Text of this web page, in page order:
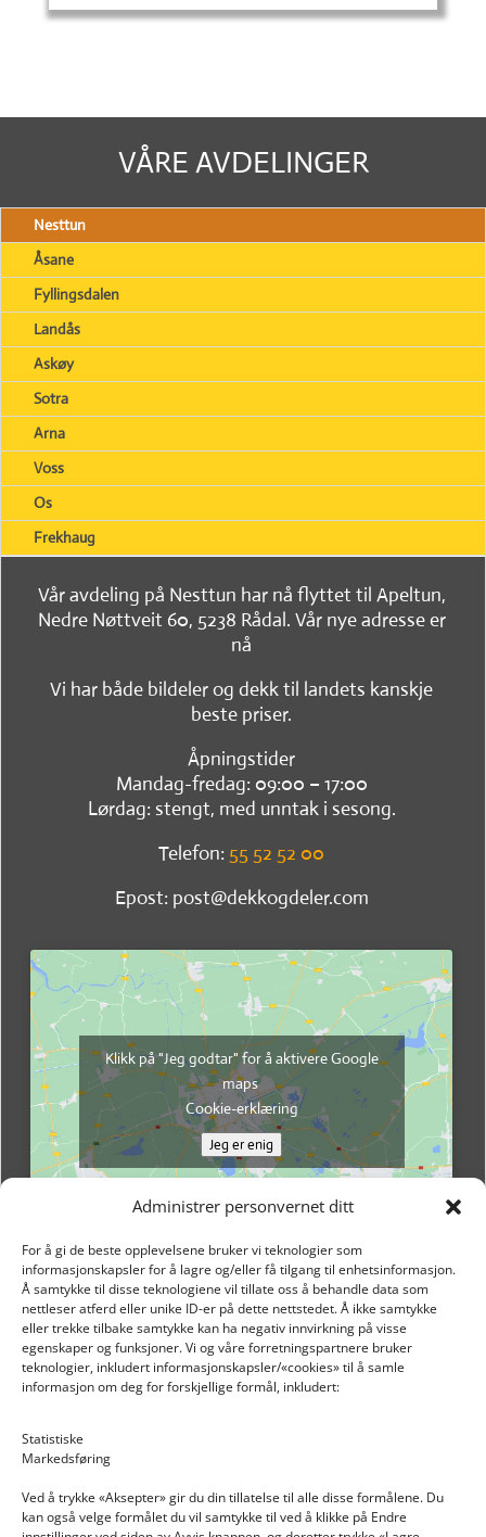
Administrer personvernet ditt
For å gi de beste opplevelsene bruker vi teknologier som
informasjonskapsler for å lagre og/eller få tilgang til enhetsinformasjon.
Å samtykke til disse teknologiene vil tillate oss å behandle data som
nettleser atferd eller unike ID-er på dette nettstedet. Å ikke samtykke
eller trekke tilbake samtykke kan ha negativ innvirkning på visse
egenskaper og funksjoner. Vi og våre forretningspartnere bruker
teknologier, inkludert informasjonskapsler/«cookies» til å samle
informasjon om deg for forskjellige formål, inkludert:
Statistiske
Markedsføring
Ved å trykke «Aksepter» gir du din tillatelse til alle disse formålene. Du
kan også velge formålet du vil samtykke til ved å klikke på Endre
VÅRE AVDELINGER
Nesttun
Åsane
Fyllingsdalen
Landås
Askøy
Sotra
Arna
Voss
Os
Frekhaug
Vår avdeling på Nesttun har nå flyttet til Apeltun,
Nedre Nøttveit 60, 5238 Rådal. Vår nye adresse er
nå
Vi har både bildeler og dekk til landets kanskje
beste priser.
Åpningstider
Mandag-fredag: 09:00 – 17:00
Lørdag: stengt, med unntak i sesong.
Telefon: 55 52 52 00
Epost: post@dekkogdeler.com
Klikk på "Jeg godtar" for å aktivere Google
maps
Cookie-erklæring
Jeg er enig